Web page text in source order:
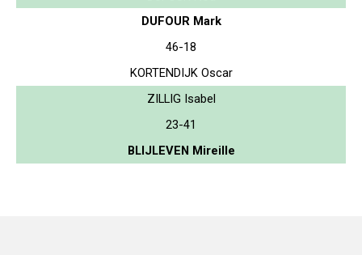
DUFOUR Mark
46-18
KORTENDIJK Oscar
ZILLIG Isabel
23-41
BLIJLEVEN Mireille